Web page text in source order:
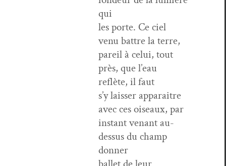
qui
les porte. Ce ciel
venu bat­tre la terre,
pareil à celui, tout
près, que l’eau
reflète, il faut
s’y laiss­er appa­raitre
avec ces oiseaux, par
instant venant au-
dessus du champ
donner